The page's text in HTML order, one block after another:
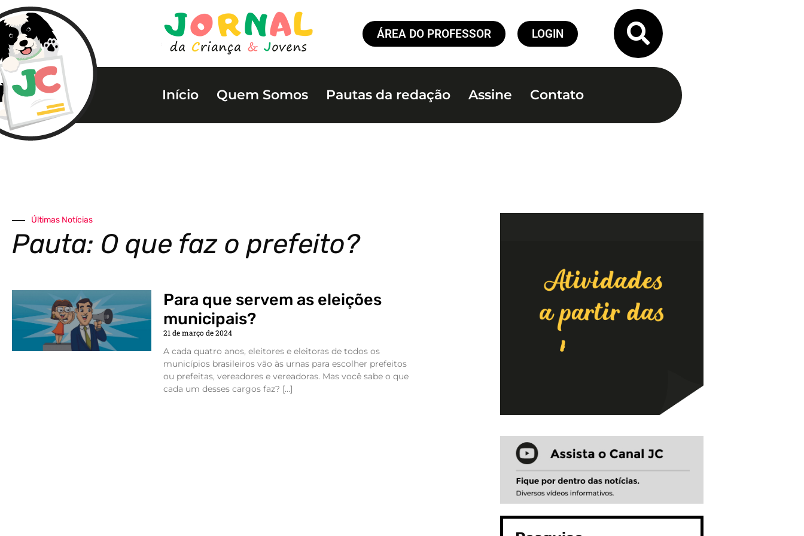
ÁREA DO PROFESSOR LOGIN
Início Quem Somos Pautas da redação Assine Contato
Últimas Notícias
Pauta: O que faz o prefeito?
Para que servem as eleições
municipais?
21 de março de 2024
A cada quatro anos, eleitores e eleitoras de todos os
municípios brasileiros vão às urnas para escolher prefeitos
ou prefeitas, vereadores e vereadoras. Mas você sabe o que
cada um desses cargos faz? […]